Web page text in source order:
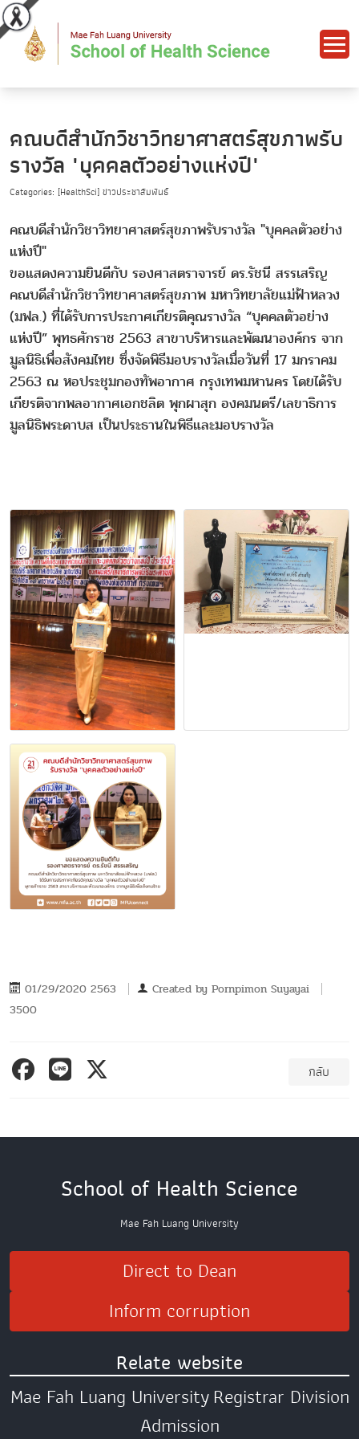
คณบดีสำนักวิชาวิทยาศาสตร์สุขภาพรับ
รางวัล "บุคคลตัวอย่างแห่งปี"
Categories: [HealthSci] ข่าวประชาสัมพันธ์
คณบดีสำนักวิชาวิทยาศาสตร์สุขภาพรับรางวัล "บุคคลตัวอย่าง
แห่งปี"
ขอแสดงความยินดีกับ รองศาสตราจารย์ ดร.รัชนี สรรเสริญ
คณบดีสำนักวิชาวิทยาศาสตร์สุขภาพ มหาวิทยาลัยแม่ฟ้าหลวง
(มฟล.) ที่ได้รับการประกาศเกียรติคุณรางวัล “บุคคลตัวอย่าง
แห่งปี” พุทธศักราช 2563 สาขาบริหารและพัฒนาองค์กร จาก
มูลนิธิเพื่อสังคมไทย ซึ่งจัดพิธีมอบรางวัลเมื่อวันที่ 17 มกราคม
2563 ณ หอประชุมกองทัพอากาศ กรุงเทพมหานคร โดยได้รับ
เกียรติจากพลอากาศเอกชลิต พุกผาสุก องคมนตรี/เลขาธิการ
มูลนิธิพระดาบส เป็นประธานในพิธีและมอบรางวัล
01/29/2020 2563 Created by Pornpimon Suyayai
3500
กลับ
School of Health Science
Mae Fah Luang University
Direct to Dean
Inform corruption
Relate website
Mae Fah Luang UniversityRegistrar Division
Admission